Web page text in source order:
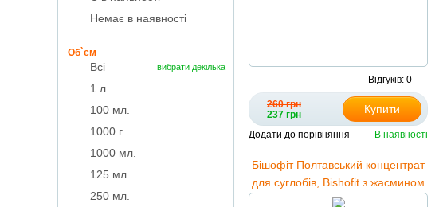
Немає в наявності
Об`єм
Всі вибрати декілька
1 л.
100 мл.
1000 г.
1000 мл.
125 мл.
250 мл.
Відгуків: 0
260 грн
237 грн
Купити
Додати до порівняння В наявності
Бішофіт Полтавський концентрат
для суглобів, Bishofit з жасмином
та олією рожевого дерева 5000